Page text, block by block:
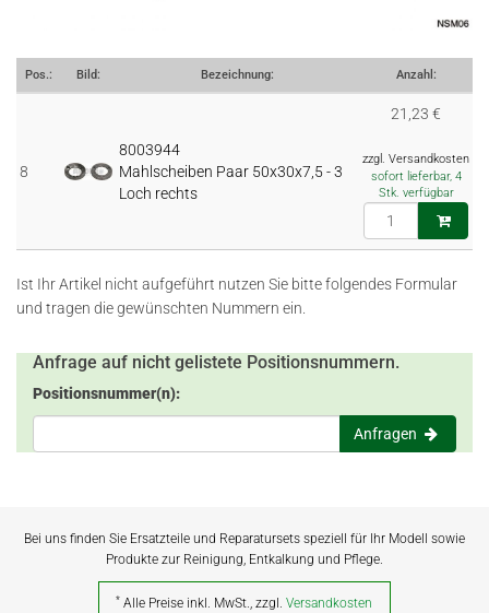
Pos.: Bild: Bezeichnung: Anzahl:
8
8003944
Mahlscheiben Paar 50x30x7,5 - 3
Loch rechts
21,23 €
zzgl. Versandkosten
sofort lieferbar, 4
Stk. verfügbar
Ist Ihr Artikel nicht aufgeführt nutzen Sie bitte folgendes Formular
und tragen die gewünschten Nummern ein.
Anfrage auf nicht gelistete Positionsnummern.
Positionsnummer(n):
Anfragen
Bei uns finden Sie Ersatzteile und Reparatursets speziell für Ihr Modell sowie
Produkte zur Reinigung, Entkalkung und Pflege.
* Alle Preise inkl. MwSt., zzgl.Versandkosten